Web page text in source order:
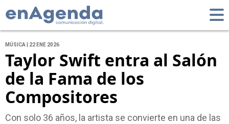
MÚSICA | 22 ENE 2026
Taylor Swift entra al Salón
de la Fama de los
Compositores
Con solo 36 años, la artista se convierte en una de las